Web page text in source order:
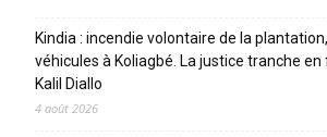
Kindia : incendie volontaire de la
véhicules à Koliagbé. La justice tranche en
Kalil Diallo
4 août 2026